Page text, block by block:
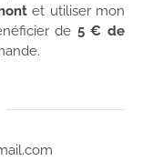
et utiliser mon
de 5 € de